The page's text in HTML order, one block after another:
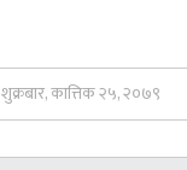
शुक्रबार, कात्तिक २५, २०७९